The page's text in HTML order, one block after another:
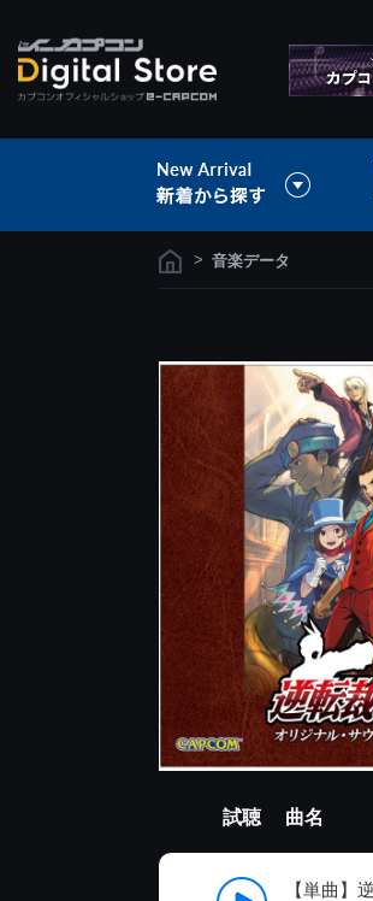
> 音楽データ
試聴 曲名
【単曲】